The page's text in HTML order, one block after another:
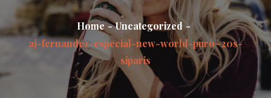
Home
Uncategorized
aj-fernandez-especial-new-world-puro–20s-
siparis